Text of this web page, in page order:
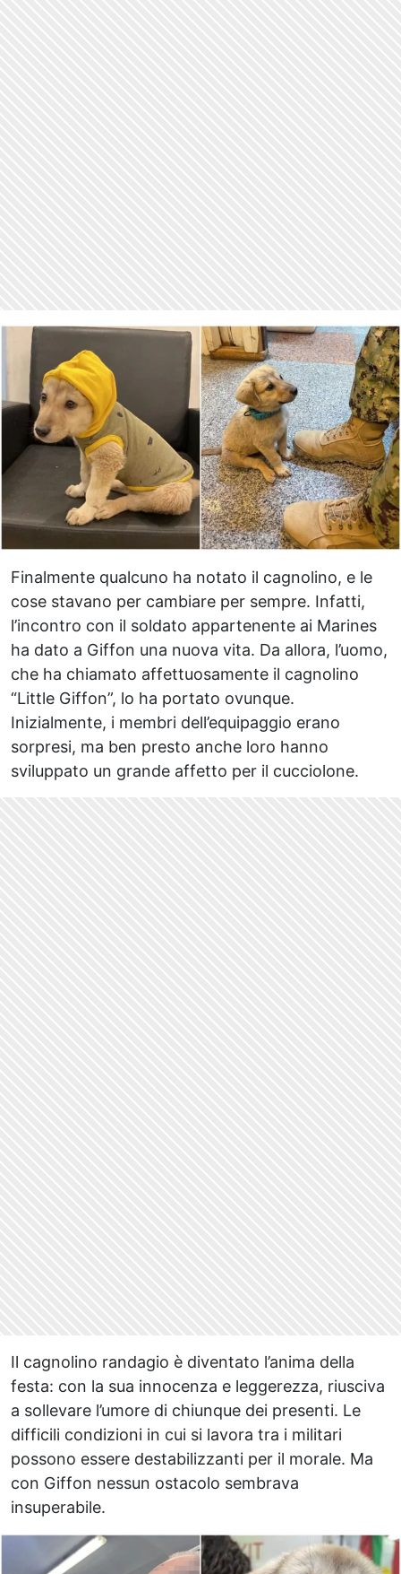
Finalmente qualcuno ha notato il cagnolino, e le
cose stavano per cambiare per sempre. Infatti,
l’incontro con il soldato appartenente ai Marines
ha dato a Giffon una nuova vita. Da allora, l’uomo,
che ha chiamato affettuosamente il cagnolino
“Little Giffon”, lo ha portato ovunque.
Inizialmente, i membri dell’equipaggio erano
sorpresi, ma ben presto anche loro hanno
sviluppato un grande affetto per il cucciolone.
Il cagnolino randagio è diventato l’anima della
festa: con la sua innocenza e leggerezza, riusciva
a sollevare l’umore di chiunque dei presenti. Le
difficili condizioni in cui si lavora tra i militari
possono essere destabilizzanti per il morale. Ma
con Giffon nessun ostacolo sembrava
insuperabile.